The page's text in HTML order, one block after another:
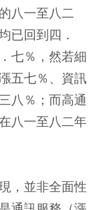
八一至八二
已回到四．
七％，然若細
五七％、資訊
八％；而高通
八一至八二年
，並非全面性